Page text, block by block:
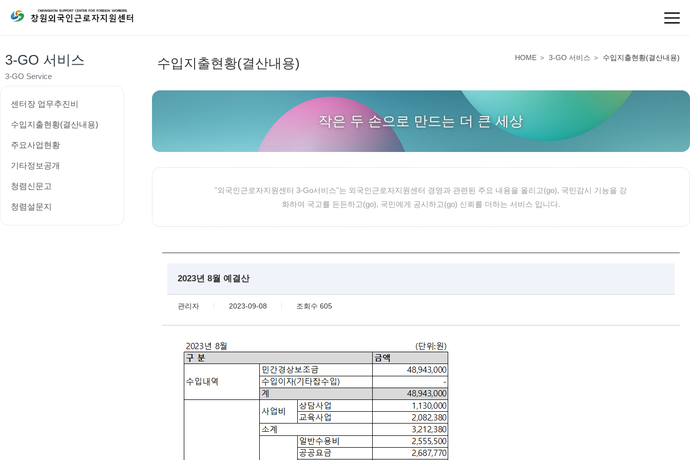
3-GO 서비스
3-GO Service
센터장 업무추진비
수입지출현황(결산내용)
주요사업현황
기타정보공개
청렴신문고
청렴설문지
수입지출현황(결산내용) HOME 3-GO 서비스 수입지출현황(결산내용)
작은 두 손으로 만드는 더 큰 세상
"외국인근로자지원센터 3-Go서비스"는 외국인근로자지원센터 경영과 관련된 주요 내용을 올리고(go), 국민감시 기능을 강
화하여 국고를 든든하고(go), 국민에게 공시하고(go) 신뢰를 더하는 서비스 입니다.
2023년 8월 예결산
관리자 2023-09-08 조회수 605